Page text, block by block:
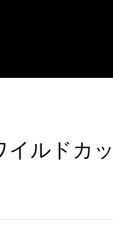
イルドカ